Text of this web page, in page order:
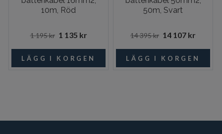
10m, Röd
1 195 kr 1 135 kr
50m, Svart
14 395 kr 14 107 kr